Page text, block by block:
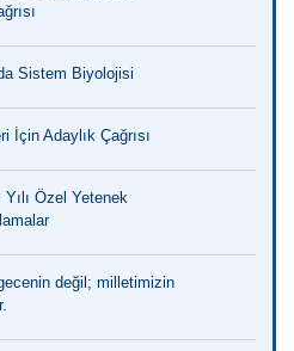
Sistem Biyolojisi
İçin Adaylık Çağrısı
Özel Yetenek
değil; milletimizin